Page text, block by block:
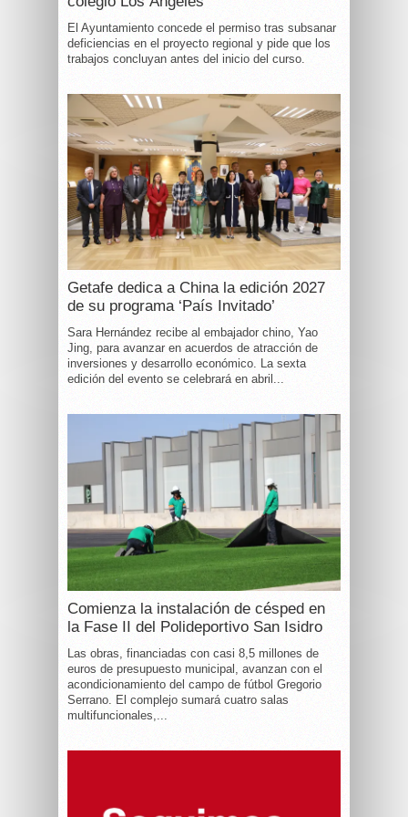
El Ayuntamiento concede el permiso tras subsanar
deficiencias en el proyecto regional y pide que los
trabajos concluyan antes del inicio del curso.
Getafe dedica a China la edición 2027
de su programa ‘País Invitado’
Sara Hernández recibe al embajador chino, Yao
Jing, para avanzar en acuerdos de atracción de
inversiones y desarrollo económico. La sexta
edición del evento se celebrará en abril...
Comienza la instalación de césped en
la Fase II del Polideportivo San Isidro
Las obras, financiadas con casi 8,5 millones de
euros de presupuesto municipal, avanzan con el
acondicionamiento del campo de fútbol Gregorio
Serrano. El complejo sumará cuatro salas
multifuncionales,...